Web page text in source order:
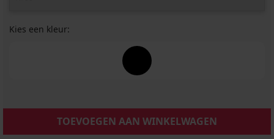
Kies een kleur:
TOEVOEGEN AAN WINKELWAGEN